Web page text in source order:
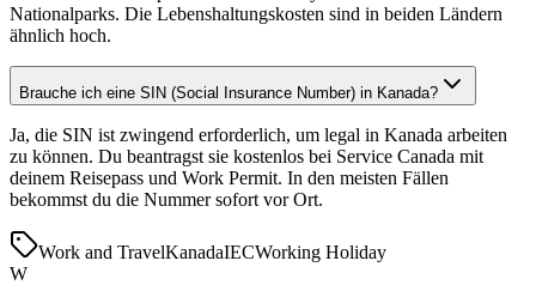
Nationalparks. Die Lebenshaltungskosten sind in beiden Ländern
ähnlich hoch.
Brauche ich eine SIN (Social Insurance Number) in Kanada?
Ja, die SIN ist zwingend erforderlich, um legal in Kanada arbeiten
zu können. Du beantragst sie kostenlos bei Service Canada mit
deinem Reisepass und Work Permit. In den meisten Fällen
bekommst du die Nummer sofort vor Ort.
Work and TravelKanadaIECWorking Holiday
W